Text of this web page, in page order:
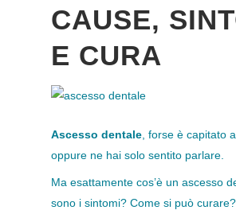
CAUSE,
E CURA
Ascesso dentale , forse è capitato
oppure ne hai solo sentito parlare.
Ma esattamente cos’è un ascesso
sono i sintomi? Come si può curare?